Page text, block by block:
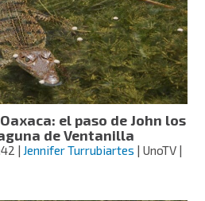
el paso de John los
de Ventanilla
| Jennifer Turrubiartes | UnoTV |